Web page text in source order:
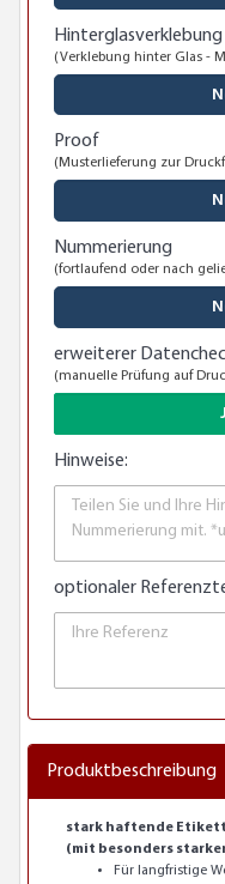
Hinterglasverklebung
(Verklebung hinter Glas -
Proof
(Musterlieferung zur
Nummerierung
(fortlaufend oder nach
erweiterer
(manuelle Prüfung auf
Hinweise:
optionaler
Produktbeschreibung
stark haftende
(mit besonders
Für langfristige